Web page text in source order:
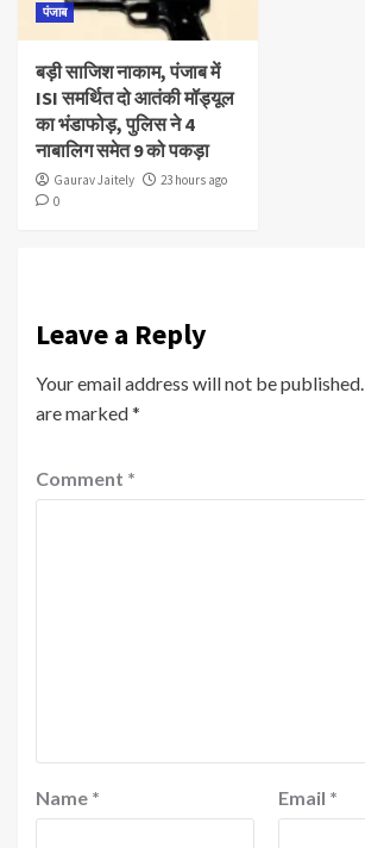
पंजाब
बड़ी साजिश नाकाम, पंजाब में
ISI समर्थित दो आतंकी मॉड्यूल
का भंडाफोड़, पुलिस ने 4
नाबालिग समेत 9 को पकड़ा
Gaurav Jaitely
23 hours ago
0
Leave a Reply
Your email address will not be published.
are marked*
Comment *
Name * Email *